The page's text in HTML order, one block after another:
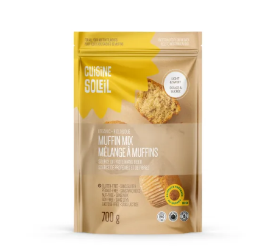
AJOUTER AU PANIER